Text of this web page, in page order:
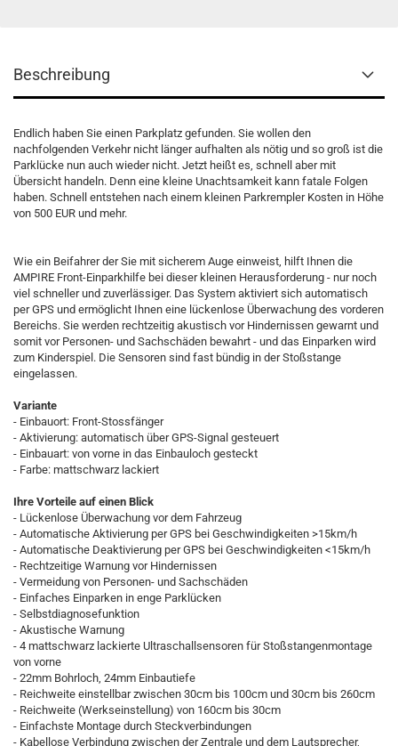
Beschreibung
Endlich haben Sie einen Parkplatz gefunden. Sie wollen den
nachfolgenden Verkehr nicht länger aufhalten als nötig und so groß ist die
Parklücke nun auch wieder nicht. Jetzt heißt es, schnell aber mit
Übersicht handeln. Denn eine kleine Unachtsamkeit kann fatale Folgen
haben. Schnell entstehen nach einem kleinen Parkrempler Kosten in Höhe
von 500 EUR und mehr.
Wie ein Beifahrer der Sie mit sicherem Auge einweist, hilft Ihnen die
AMPIRE Front-Einparkhilfe bei dieser kleinen Herausforderung - nur noch
viel schneller und zuverlässiger. Das System aktiviert sich automatisch
per GPS und ermöglicht Ihnen eine lückenlose Überwachung des vorderen
Bereichs. Sie werden rechtzeitig akustisch vor Hindernissen gewarnt und
somit vor Personen- und Sachschäden bewahrt - und das Einparken wird
zum Kinderspiel. Die Sensoren sind fast bündig in der Stoßstange
eingelassen.
Variante
- Einbauort: Front-Stossfänger
- Aktivierung: automatisch über GPS-Signal gesteuert
- Einbauart: von vorne in das Einbauloch gesteckt
- Farbe: mattschwarz lackiert
Ihre Vorteile auf einen Blick
- Lückenlose Überwachung vor dem Fahrzeug
- Automatische Aktivierung per GPS bei Geschwindigkeiten >15km/h
- Automatische Deaktivierung per GPS bei Geschwindigkeiten <15km/h
- Rechtzeitige Warnung vor Hindernissen
- Vermeidung von Personen- und Sachschäden
- Einfaches Einparken in enge Parklücken
- Selbstdiagnosefunktion
- Akustische Warnung
- 4 mattschwarz lackierte Ultraschallsensoren für Stoßstangenmontage
von vorne
- 22mm Bohrloch, 24mm Einbautiefe
- Reichweite einstellbar zwischen 30cm bis 100cm und 30cm bis 260cm
- Reichweite (Werkseinstellung) von 160cm bis 30cm
- Einfachste Montage durch Steckverbindungen
- Kabellose Verbindung zwischen der Zentrale und dem Lautsprecher,